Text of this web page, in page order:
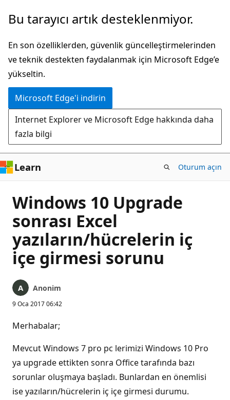
Ana
atla
Bu tarayıcı artık desteklenmiyor.
En son özelliklerden, güvenlik güncelleştirmelerinden
ve teknik destekten faydalanmak için Microsoft Edge’e
yükseltin.
Microsoft Edge'i indirin
Internet Explorer ve Microsoft Edge hakkında daha
fazla bilgi
Learn Oturum açın
Windows 10 Upgrade
sonrası Excel
yazıların/hücrelerin iç
içe girmesi sorunu
Anonim
9 Oca 2017 06:42
Merhabalar;
Mevcut Windows 7 pro pc lerimizi Windows 10 Pro
ya upgrade ettikten sonra Office tarafında bazı
sorunlar oluşmaya başladı. Bunlardan en önemlisi
ise yazıların/hücrelerin iç içe girmesi durumu.